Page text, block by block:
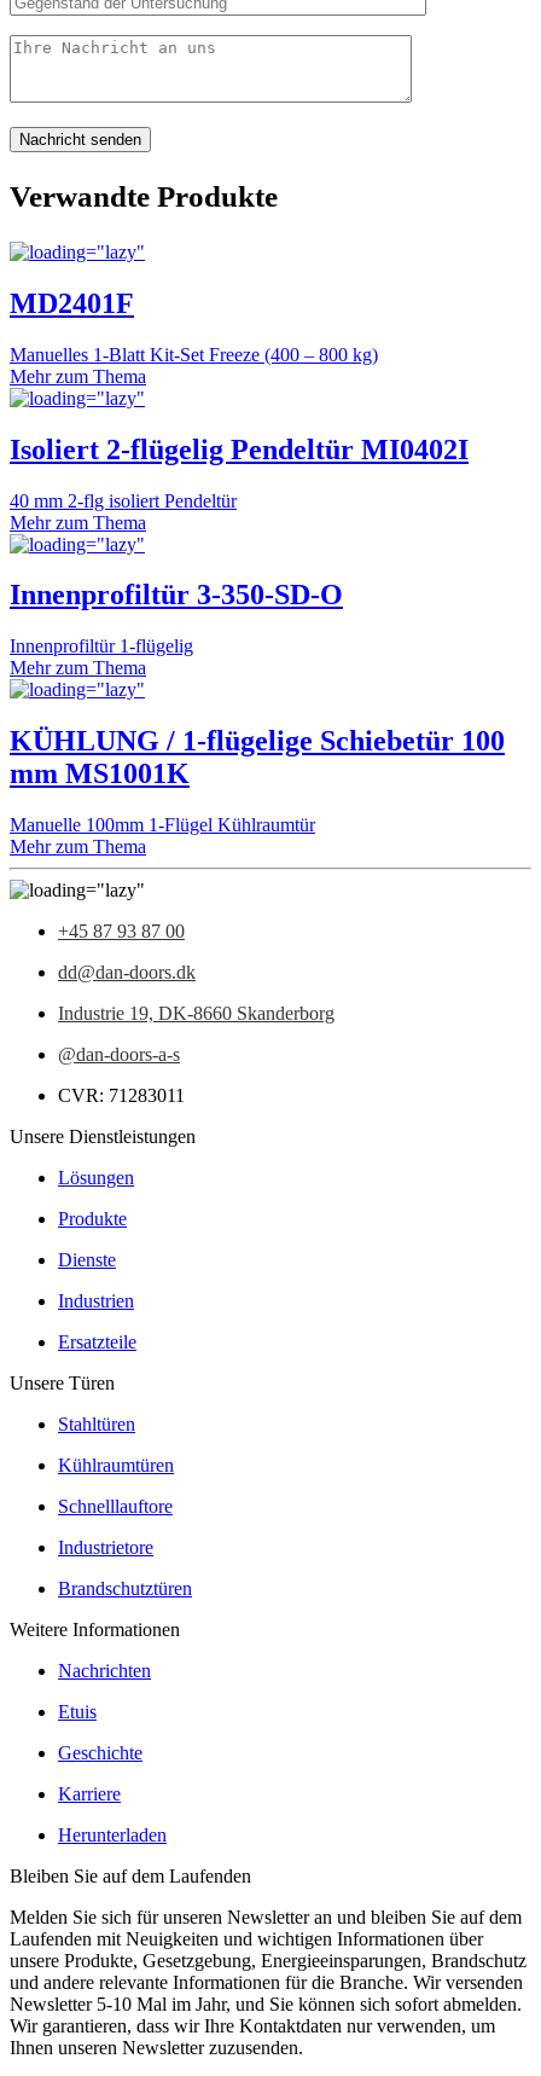
Verwandte Produkte
MD2401F
Manuelles 1-Blatt Kit-Set Freeze (400 – 800 kg)
Mehr zum Thema
Isoliert 2-flügelig Pendeltür MI0402I
40 mm 2-flg isoliert Pendeltür
Mehr zum Thema
Innenprofiltür 3-350-SD-O
Innenprofiltür 1-flügelig
Mehr zum Thema
KÜHLUNG / 1-flügelige Schiebetür 100
mm MS1001K
Manuelle 100mm 1-Flügel Kühlraumtür
Mehr zum Thema
+45 87 93 87 00
dd@dan-doors.dk
Industrie 19, DK-8660 Skanderborg
@dan-doors-a-s
CVR: 71283011
Unsere Dienstleistungen
Lösungen
Produkte
Dienste
Industrien
Ersatzteile
Unsere Türen
Stahltüren
Kühlraumtüren
Schnelllauftore
Industrietore
Brandschutztüren
Weitere Informationen
Nachrichten
Etuis
Geschichte
Karriere
Herunterladen
Bleiben Sie auf dem Laufenden
Melden Sie sich für unseren Newsletter an und bleiben Sie auf dem
Laufenden mit Neuigkeiten und wichtigen Informationen über
unsere Produkte, Gesetzgebung, Energieeinsparungen, Brandschutz
und andere relevante Informationen für die Branche. Wir versenden
Newsletter 5-10 Mal im Jahr, und Sie können sich sofort abmelden.
Wir garantieren, dass wir Ihre Kontaktdaten nur verwenden, um
Ihnen unseren Newsletter zuzusenden.